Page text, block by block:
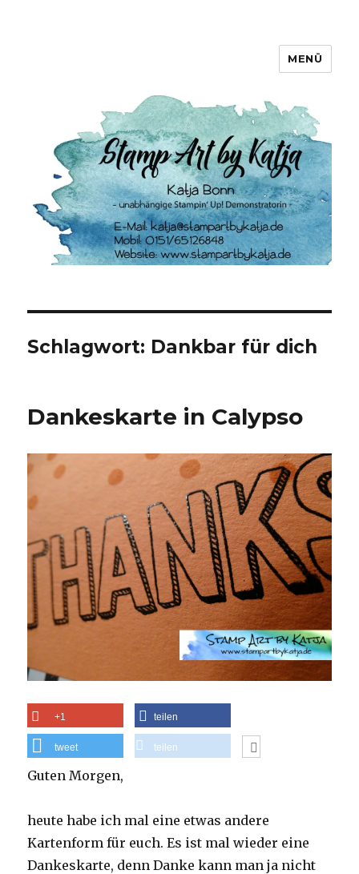
MENÜ
Schlagwort: Dankbar für dich
Dankeskarte in Calypso
+1 teilen
tweet teilen
Guten Morgen,
heute habe ich mal eine etwas andere
Kartenform für euch. Es ist mal wieder eine
Dankeskarte, denn Danke kann man ja nicht